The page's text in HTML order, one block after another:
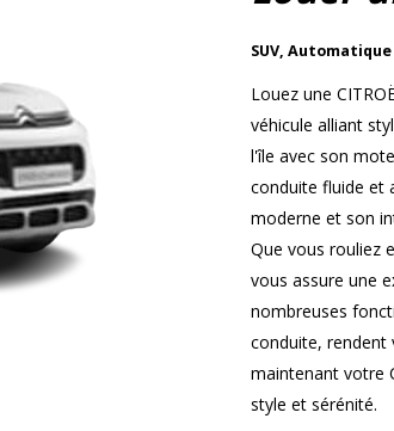
SUV, Automatique
Louez une
véhicule alliant
l'île avec son
conduite fluide et
moderne et son
Que vous rouliez
vous assure une
nombreuses
conduite, rendent
maintenant votre
style et sérénité.